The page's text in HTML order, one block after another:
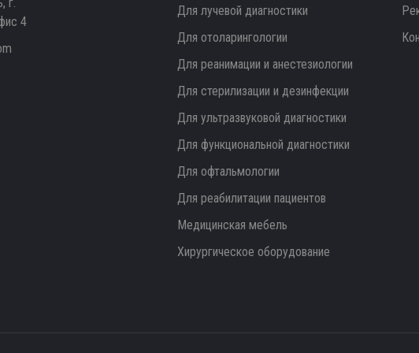
4
Для лучевой диагностики
Для отоларингологии
Для реанимации и анестезиологии
Для стерилизации и дезинфекции
Для ультразвуковой диагностики
Для функциональной диагностики
Для офтальмологии
Для реабилитации пациентов
Медицинская мебель
Хирургическое оборудование